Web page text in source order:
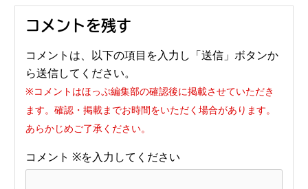
コメントを残す
コメントは、以下の項目を入力し「送信」ボタンか
ら送信してください。
※コメントはほっぷ編集部の確認後に掲載させていただき
ます。確認・掲載までお時間をいただく場合があります。
あらかじめご了承ください。
コメント ※